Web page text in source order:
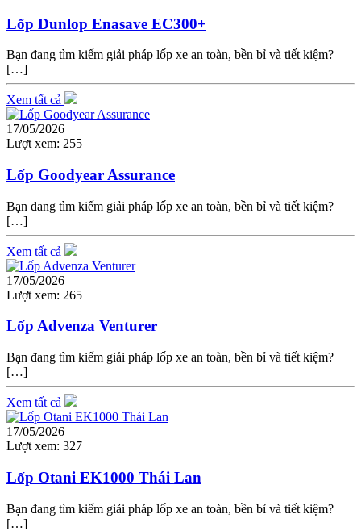
Lốp Dunlop Enasave EC300+
Bạn đang tìm kiếm giải pháp lốp xe an toàn, bền bỉ và tiết kiệm?
[…]
Xem tất cả
17/05/2026
Lượt xem: 255
Lốp Goodyear Assurance
Bạn đang tìm kiếm giải pháp lốp xe an toàn, bền bỉ và tiết kiệm?
[…]
Xem tất cả
17/05/2026
Lượt xem: 265
Lốp Advenza Venturer
Bạn đang tìm kiếm giải pháp lốp xe an toàn, bền bỉ và tiết kiệm?
[…]
Xem tất cả
17/05/2026
Lượt xem: 327
Lốp Otani EK1000 Thái Lan
Bạn đang tìm kiếm giải pháp lốp xe an toàn, bền bỉ và tiết kiệm?
[…]